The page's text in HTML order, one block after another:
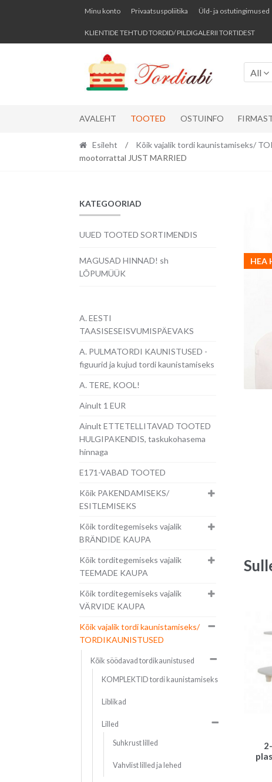
Skip
navigation
Skip
content
Minu konto Privaatsuspoliitika Üld- ja ostutingimused
KLIENTIDE TEHTUD TORDID/ PILDIGALERII TORTIDEST
All
AVALEHT TOOTED OSTUINFO
Esileht / Kõik vajalik tordi kaunistamiseks/
mootorrattal JUST MARRIED
HEA
KATEGOORIAD
UUED TOOTED SORTIMENDIS
MAGUSAD HINNAD! sh
LÕPUMÜÜK
A. EESTI
TAASISESEISVUMISPÄEVAKS
A. PULMATORDI KAUNISTUSED -
figuurid ja kujud tordi kaunistamiseks
A. TERE, KOOL!
Ainult 1 EUR
Ainult ETTETELLITAVAD TOOTED
HULGIPAKENDIS, taskukohasema
hinnaga
E171-VABAD TOOTED
Kõik PAKENDAMISEKS/
ESITLEMISEKS
Kõik torditegemiseks vajalik
BRÄNDIDE KAUPA
Kõik torditegemiseks vajalik
TEEMADE KAUPA
Kõik torditegemiseks vajalik
VÄRVIDE KAUPA
Kõik vajalik tordi kaunistamiseks/
TORDIKAUNISTUSED
Kõik söödavad tordikaunistused
KOMPLEKTID tordi kaunistamiseks
Liblikad
Lilled
Suhkrust lilled
Vahvlist lilled ja lehed